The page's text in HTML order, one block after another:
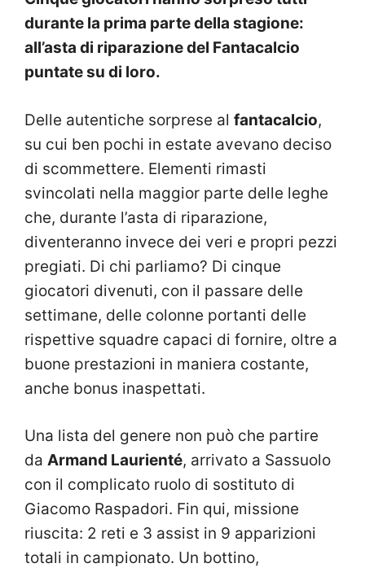
durante la prima parte della stagione:
all’asta di riparazione del Fantacalcio
puntate su di loro.
Delle autentiche sorprese al fantacalcio,
su cui ben pochi in estate avevano deciso
di scommettere. Elementi rimasti
svincolati nella maggior parte delle leghe
che, durante l’asta di riparazione,
diventeranno invece dei veri e propri pezzi
pregiati. Di chi parliamo? Di cinque
giocatori divenuti, con il passare delle
settimane, delle colonne portanti delle
rispettive squadre capaci di fornire, oltre a
buone prestazioni in maniera costante,
anche bonus inaspettati.
Una lista del genere non può che partire
da Armand Laurienté, arrivato a Sassuolo
con il complicato ruolo di sostituto di
Giacomo Raspadori. Fin qui, missione
riuscita: 2 reti e 3 assist in 9 apparizioni
totali in campionato. Un bottino,